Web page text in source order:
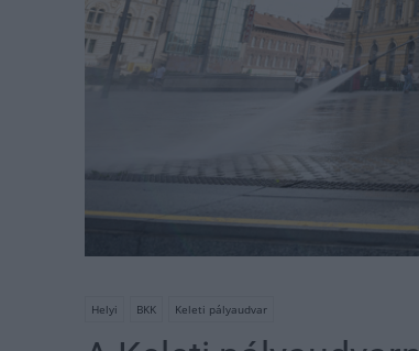
Helyi BKK Keleti pályaudvar